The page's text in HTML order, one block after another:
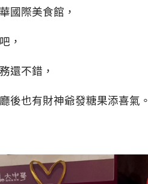
國際美食館，
，
還不錯，
後也有財神爺發糖果添喜氣。